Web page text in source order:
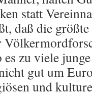
statt
daß die
es zu viele
gut um
und